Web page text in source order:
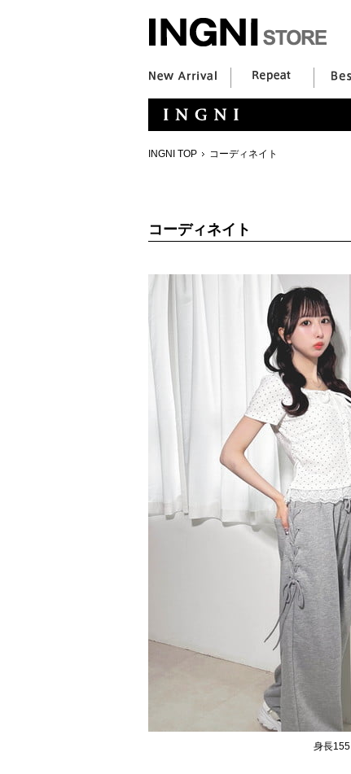
INGNI TOP コーディネイト
コーディネイト
身長155